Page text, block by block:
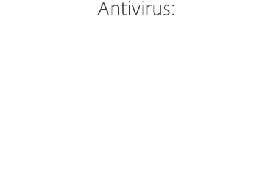
Antivirus: